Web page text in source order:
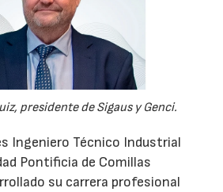
presidente de Sigaus y Genci.
Ingeniero Técnico Industrial
Pontificia de Comillas
su carrera profesional